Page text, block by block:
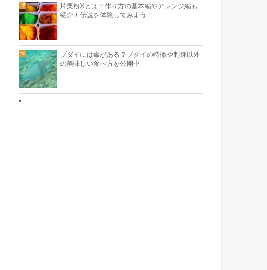
片栗粉Xとは？作り方の基本編やアレンジ編も
紹介！伝説を体験してみよう！
ブダイには毒がある？ブダイの特徴や刺身以外
の美味しい食べ方を公開中
"